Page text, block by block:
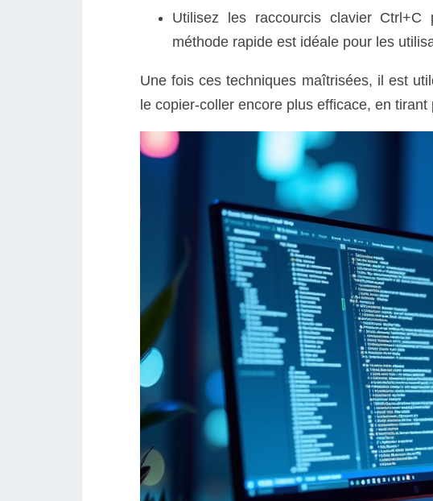
Utilisez les raccourcis clavier
méthode rapide est idéale pour les
Une fois ces techniques maîtrisées, il est
le copier-coller encore plus efficace, en